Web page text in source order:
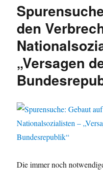
den
„Versagen
Die immer noch